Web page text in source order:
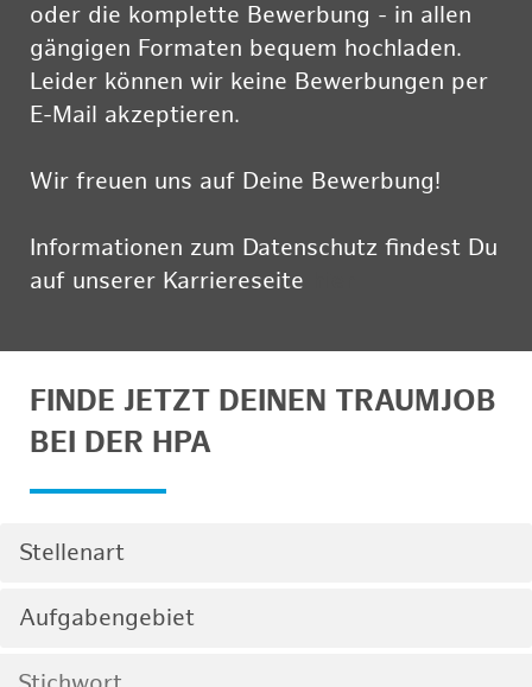
oder die komplette Bewerbung - in allen
gängigen Formaten bequem hochladen.
Leider können wir keine Bewerbungen per
E-Mail akzeptieren.
Wir freuen uns auf Deine Bewerbung!
Informationen zum Datenschutz findest Du
auf unserer Karriereseite
FINDE JETZT DEINEN TRAUMJOB
BEI DER HPA
Stellenart
Aufgabengebiet